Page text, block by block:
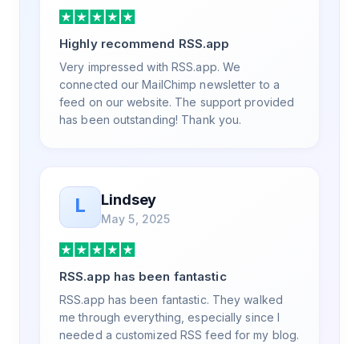
direct support, all of my release notes are in
a way that my users understand and find
value in. Honestly, it has been an
exceptional experience, and I will be
pushing everyone I know to RSS.app for
their RSS needs.
Highly recommend RSS.app
Very impressed with RSS.app. We
connected our MailChimp newsletter to a
feed on our website. The support provided
has been outstanding! Thank you.
L Lindsey
May 5, 2025
RSS.app has been fantastic
RSS.app has been fantastic. They walked
me through everything, especially since I
needed a customized RSS feed for my blog.